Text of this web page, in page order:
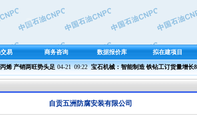
易 商务咨询 数据报价库 拟在建项目
产销两旺势头足 04-21  09:22 宝石机械：智能制造 铁钻工订货量增长80%
自贡五洲防腐安装有限公司